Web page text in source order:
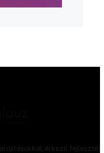
újításokkal, érkező